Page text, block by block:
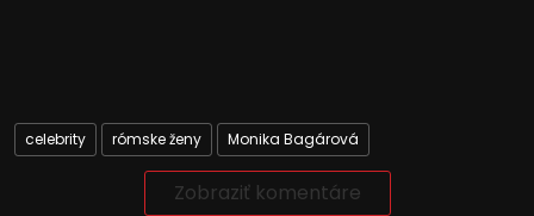
celebrity rómske ženy Monika Bagárová
Zobraziť komentáre